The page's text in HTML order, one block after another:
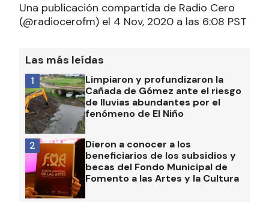
Una publicación compartida de Radio Cero
(@radiocerofm) el 4 Nov, 2020 a las 6:08 PST
Las más leídas
Limpiaron y profundizaron la
Cañada de Gómez ante el riesgo
de lluvias abundantes por el
fenómeno de El Niño
1
Dieron a conocer a los
beneficiarios de los subsidios y
becas del Fondo Municipal de
Fomento a las Artes y la Cultura
2